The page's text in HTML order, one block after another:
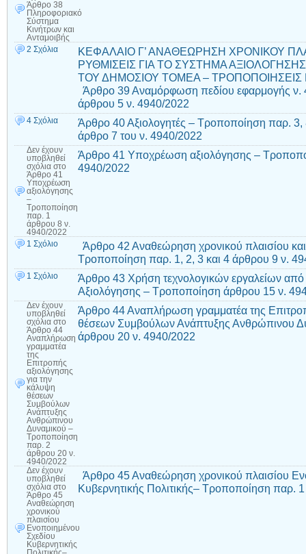
Άρθρο 38
Πληροφοριακό
Σύστημα
Κινήτρων και
Ανταμοιβής
2 Σχόλια
ΚΕΦΑΛΑΙΟ Γ’ ΑΝΑΘΕΩΡΗΣΗ ΧΡΟΝΙΚΟΥ
ΡΥΘΜΙΣΕΙΣ ΓΙΑ ΤΟ ΣΥΣΤΗΜΑ
ΤΟΥ ΔΗΜΟΣΙΟΥ ΤΟΜΕΑ – ΤΡΟΠΟΠΟΙΗΣΕΙΣ
Άρθρο 39 Αναμόρφωση πεδίου εφαρμογής
άρθρου 5 ν. 4940/2022
4 Σχόλια
Άρθρο 40 Αξιολογητές – Τροποποίηση παρ.
άρθρο 7 του ν. 4940/2022
Δεν έχουν
υποβληθεί
σχόλια στο
Άρθρο 41
Υποχρέωση
αξιολόγησης
–
Τροποποίηση
παρ. 1
άρθρου 8 ν.
4940/2022
Άρθρο 41 Υποχρέωση αξιολόγησης –
4940/2022
1 Σχόλιο
Άρθρο 42 Αναθεώρηση χρονικού πλαισίου
Τροποποίηση παρ. 1, 2, 3 και 4 άρθρου 9 ν.
1 Σχόλιο
Άρθρο 43 Χρήση τεχνολογικών εργαλείων
Αξιολόγησης – Τροποποίηση άρθρου 15 ν.
Δεν έχουν
υποβληθεί
σχόλια στο
Άρθρο 44
Αναπλήρωση
γραμματέα
της
Επιτροπής
αξιολόγησης
για την
κάλυψη
θέσεων
Συμβούλων
Ανάπτυξης
Ανθρώπινου
Δυναμικού –
Τροποποίηση
παρ. 2
άρθρου 20 ν.
4940/2022
Άρθρο 44 Αναπλήρωση γραμματέα της
θέσεων Συμβούλων Ανάπτυξης Ανθρώπινου
άρθρου 20 ν. 4940/2022
Δεν έχουν
υποβληθεί
σχόλια στο
Άρθρο 45
Αναθεώρηση
χρονικού
πλαισίου
Ενοποιημένου
Σχεδίου
Κυβερνητικής
Άρθρο 45 Αναθεώρηση χρονικού πλαισίου
Κυβερνητικής Πολιτικής– Τροποποίηση